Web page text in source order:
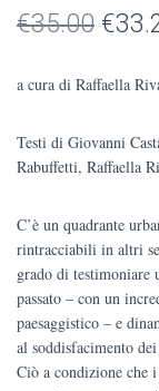
€35.00 Il
era:
€
a cura di Raffaella
Testi di Giovanni
Rabuffetti, Raffaella
C’è un quadrante
rintracciabili in altri
grado di testimoniare
passato – con un
paesaggistico – e
al soddisfacimento
Ciò a condizione che